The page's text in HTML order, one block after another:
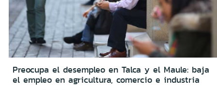
Preocupa el desempleo en Talca y el Maule: baja
el empleo en agricultura, comercio e industria